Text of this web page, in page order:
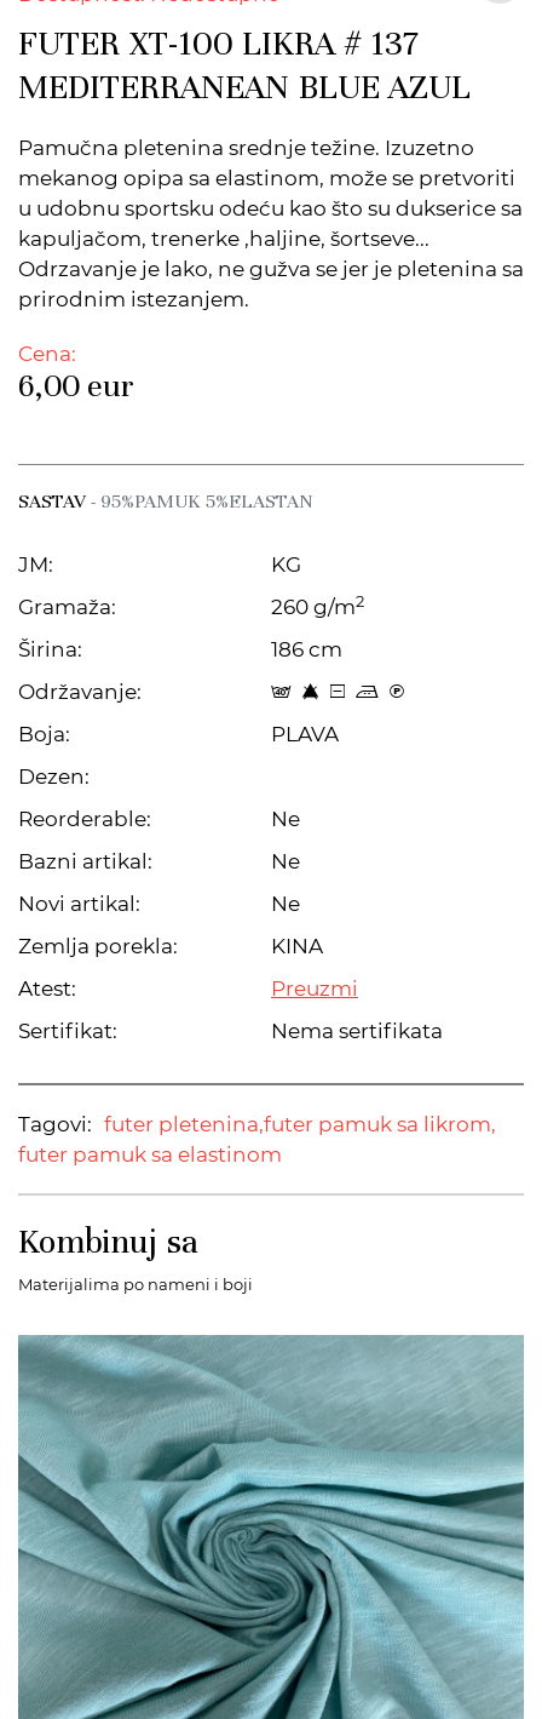
FUTER XT-100 LIKRA # 137
MEDITERRANEAN BLUE AZUL
Pamučna pletenina srednje težine. Izuzetno
mekanog opipa sa elastinom, može se pretvoriti
u udobnu sportsku odeću kao što su dukserice sa
kapuljačom, trenerke ,haljine, šortseve...
Odrzavanje je lako, ne gužva se jer je pletenina sa
prirodnim istezanjem.
Cena:
6,00 eur
SASTAV- 95%PAMUK 5%ELASTAN
JM:
KG
Gramaža:
260 g/m2
Širina:
186 cm
Održavanje:
t 8 a p C
Boja:
PLAVA
Dezen:
Reorderable:
Ne
Bazni artikal:
Ne
Novi artikal:
Ne
Zemlja porekla:
KINA
Atest:
Preuzmi
Sertifikat:
Nema sertifikata
Tagovi: futer pletenina,futer pamuk sa likrom,
futer pamuk sa elastinom
Kombinuj sa
Materijalima po nameni i boji